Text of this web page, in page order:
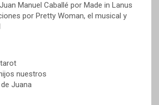
Manuel Caballé por Made in Lanus
por Pretty Woman, el musical y
nuestros
Juana